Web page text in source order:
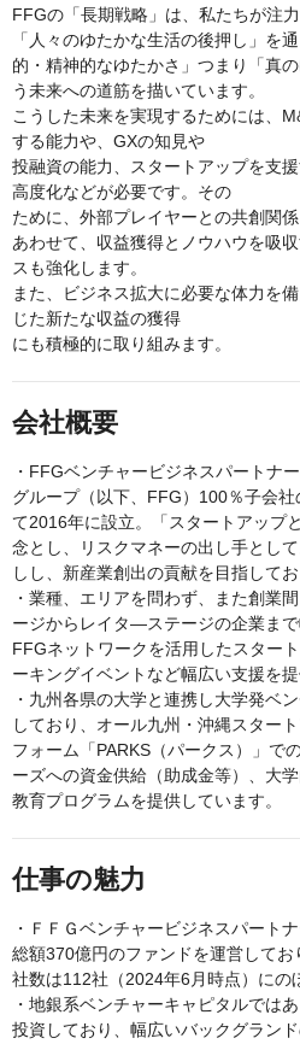
FFGの「長期戦略」は、私たちが注
「人々のゆたかな生活の後押し」を
的・精神的なゆたかさ」つまり「真
う未来への道筋を描いています。
こうした未来を実現するためには、
する能力や、GXの知見や
投融資の能力、スタートアップを支
高度化などが必要です。その
ために、外部プレイヤーとの共創関
あわせて、収益獲得とノウハウを吸
スも強化します。
また、ビジネス拡大に必要な体力を
じた新たな収益の獲得
にも積極的に取り組みます。
会社概要
・FFGベンチャービジネスパートナ
グループ（以下、FFG）100％子会
て2016年に設立。「スタートアップ
念とし、リスクマネーの出し手とし
しし、新産業創出の貢献を目指してお
・業種、エリアを問わず、また創業
ージからレイタ―ステージの企業まで
FFGネットワークを活用したスター
ーキングイベントなど幅広い支援を提
・九州各県の大学と連携し大学発ベ
しており、オール九州・沖縄スター
フォーム「PARKS（パークス）」で
ーズへの資金供給（助成金等）、大
教育プログラムを提供しています。
仕事の魅力
・ＦＦＧベンチャービジネスパート
総額370億円のファンドを運営して
社数は112社（2024年6月時点）にの
・地銀系ベンチャーキャピタルでは
投資しており、幅広いバックグラン